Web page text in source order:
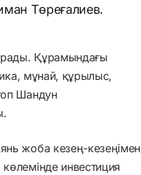
Төреғалиев.
Құрамындағы
мұнай, құрылыс,
Шандун
жоба кезең-кезеңімен
инвестиция